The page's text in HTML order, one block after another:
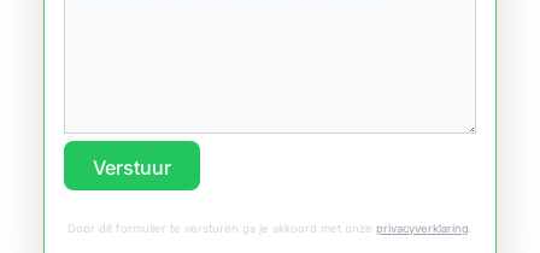
Verstuur
Door dit formulier te versturen ga je akkoord met onze privacyverklaring.